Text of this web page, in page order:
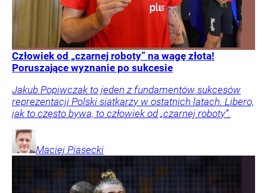
Człowiek od „czarnej roboty” na wagę złota!
Poruszające wyznanie po sukcesie
Jakub Popiwczak to jeden z fundamentów sukcesów
reprezentacji Polski siatkarzy w ostatnich latach. Libero,
jak to często bywa, to człowiek od „czarnej roboty”.
Maciej Piasecki